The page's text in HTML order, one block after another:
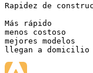
Rapidez de
Más rápido
menos costoso
mejores modelos
llegan a domicilio